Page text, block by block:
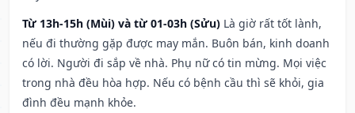
Từ 13h-15h (Mùi) và từ 01-03h (Sửu) Là giờ rất tốt lành,
nếu đi thường gặp được may mắn. Buôn bán, kinh doanh
có lời. Người đi sắp về nhà. Phụ nữ có tin mừng. Mọi việc
trong nhà đều hòa hợp. Nếu có bệnh cầu thì sẽ khỏi, gia
đình đều mạnh khỏe.